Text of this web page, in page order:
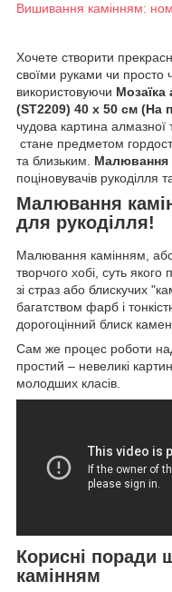
Вишивання камінням:
Хочете створити
своїми руками чи
використовуючи
(ST2209) 40 х 50 см (На
чудова картина алмазної
стане предметом
та близьким. Малювання
поціновувачів рукоділля
Малювання
для рукоділля!
Малювання камінням,
творчого хобі, суть
зі страз або блискучих
багатством фарб і
дорогоцінний блиск
Сам же процес роботи
простий – невеликі
молодших класів.
Корисні
камінням